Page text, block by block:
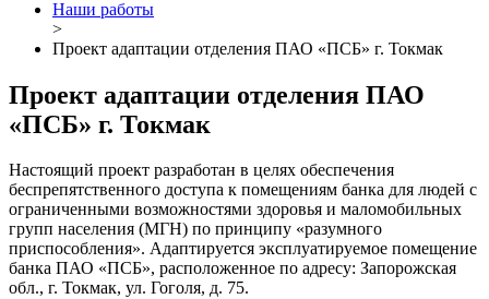
Наши работы
>
Проект адаптации отделения ПАО «ПСБ» г. Токмак
Проект адаптации отделения ПАО
«ПСБ» г. Токмак
Настоящий проект разработан в целях обеспечения
беспрепятственного доступа к помещениям банка для людей с
ограниченными возможностями здоровья и маломобильных
групп населения (МГН) по принципу «разумного
приспособления». Адаптируется эксплуатируемое помещение
банка ПАО «ПСБ», расположенное по адресу: Запорожская
обл., г. Токмак, ул. Гоголя, д. 75.